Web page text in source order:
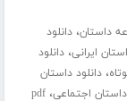
داستان،دانلود
ایرانی،دانلود
،دانلود داستان
داستان اجتماعی،pdf